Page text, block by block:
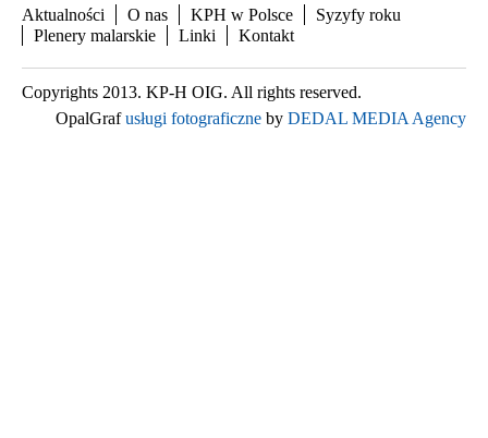
Aktualności
O nas KPH w Polsce
Syzyfy roku
Plenery malarskie
Linki Kontakt
Copyrights 2013. KP-H OIG. All rights reserved.
OpalGrafusługi fotograficzne by DEDAL MEDIA Agency